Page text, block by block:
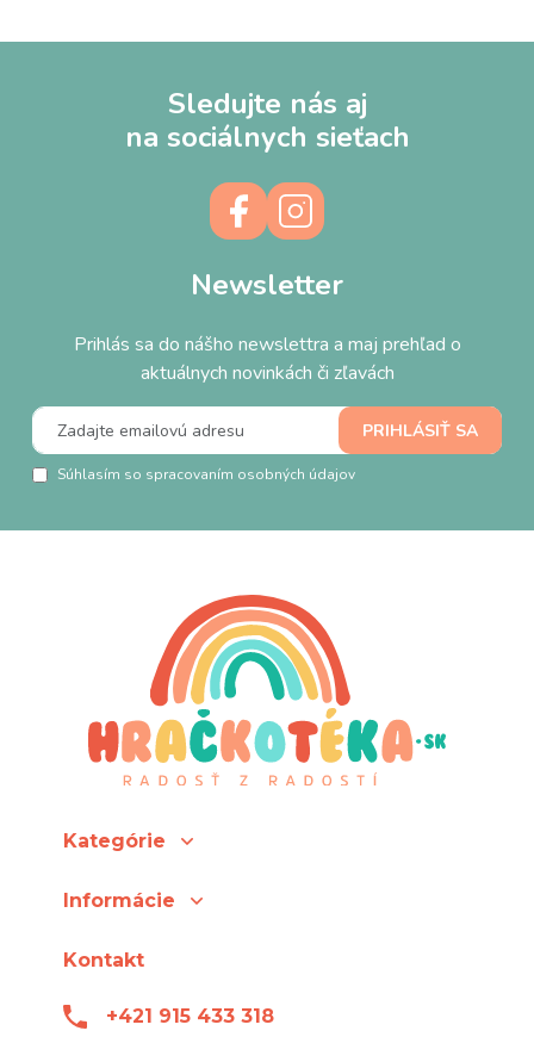
Sledujte nás aj
na sociálnych sieťach
Newsletter
Prihlás sa do nášho newslettra a maj prehľad o
aktuálnych novinkách či zľavách
Súhlasím so spracovaním osobných údajov
Kategórie
Informácie
Kontakt
+421 915 433 318